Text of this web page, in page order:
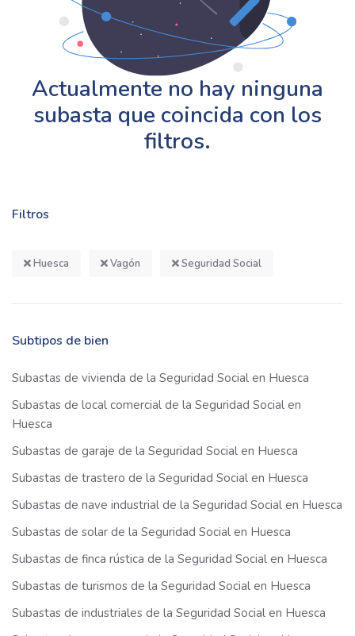
Filtros
Huesca Vagón Seguridad Social
Subtipos de bien
Subastas de vivienda de la Seguridad Social en Huesca
Subastas de local comercial de la Seguridad Social en
Huesca
Subastas de garaje de la Seguridad Social en Huesca
Subastas de trastero de la Seguridad Social en Huesca
Subastas de nave industrial de la Seguridad Social en Huesca
Subastas de solar de la Seguridad Social en Huesca
Subastas de finca rústica de la Seguridad Social en Huesca
Subastas de turismos de la Seguridad Social en Huesca
Subastas de industriales de la Seguridad Social en Huesca
Actualmente no hay ninguna
subasta que coincida con los
filtros.